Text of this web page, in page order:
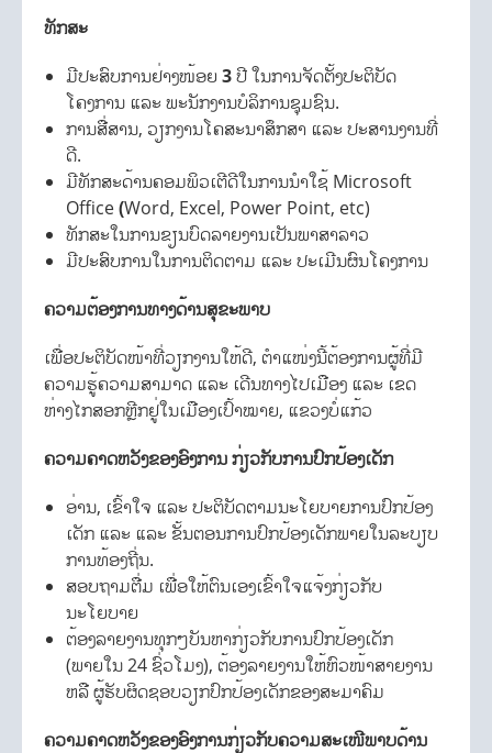
ທັກສະ
ມີປະສົບການຢ່າງໜ້ອຍ 3ປີ ໃນການຈັດຕັ້ງປະຕິບັດ
ໂຄງການ ແລະ ພະນັກງານບໍລິການຊຸມຊົນ.
ການສື່ສານ, ວຽກງານໂຄສະນາສຶກສາ ແລະ ປະສານງານທີ່
ດີ.
ມີທັກສະດ້ານຄອມພິວເຕີດີໃນການນຳໃຊ້ Microsoft
Office(Word, Excel, Power Point, etc)
ທັກສະໃນການຂຽນບົດລາຍງານເປັນພາສາລາວ
ມີປະສົບການໃນການຕິດຕາມ ແລະ ປະເມີນຜົນໂຄງການ
ຄວາມຕ້ອງການທາງດ້ານສຸຂະພາບ
ເພື່ອປະຕິບັດໜ້າທີ່ວຽກງານໃຫ້ດີ, ຕໍາແໜ່ງນີ້ຕ້ອງການຜູ້ທີ່ມີ
ຄວາມຮູ້ຄວາມສາມາດ ແລະ ເດີນທາງໄປເມືອງ ແລະ ເຂດ
ຫ່າງໄກສອກຫຼີກຢູ່ໃນເມືອງເປົ້າໝາຍ, ແຂວງບໍ່ແກ້ວ
ຄວາມຄາດຫວັງຂອງອົງການ ກ່ຽວກັບການປົກປ້ອງເດັກ
ອ່ານ, ເຂົ້າໃຈ ແລະ ປະຕິບັດຕາມນະໂຍບາຍການປົກປ້ອງ
ເດັກ ແລະ ແລະ ຂັ້ນຕອນການປົກປ້ອງເດັກພາຍໃນລະບຽບ
ການທ້ອງຖີ່ນ.
ສອບຖາມຕື່ມ ເພື່ອໃຫ້ຕົນເອງເຂົ້າໃຈແຈ້ງກ່ຽວກັບ
ນະໂຍບາຍ
ຕ້ອງລາຍງານທຸກໆບັນຫາກ່ຽວກັບການປົກປ້ອງເດັກ
(ພາຍໃນ 24 ຊົ່ວໂມງ), ຕ້ອງລາຍງານໃຫ້ຫົວໜ້າສາຍງານ
ຫລື ຜູ້ຮັບຜິດຊອບວຽກປົກປ້ອງເດັກຂອງສະມາຄົມ
ຄວາມຄາດຫວັງຂອງອົງການກ່ຽວກັບຄວາມສະເໜີພາບດ້ານ